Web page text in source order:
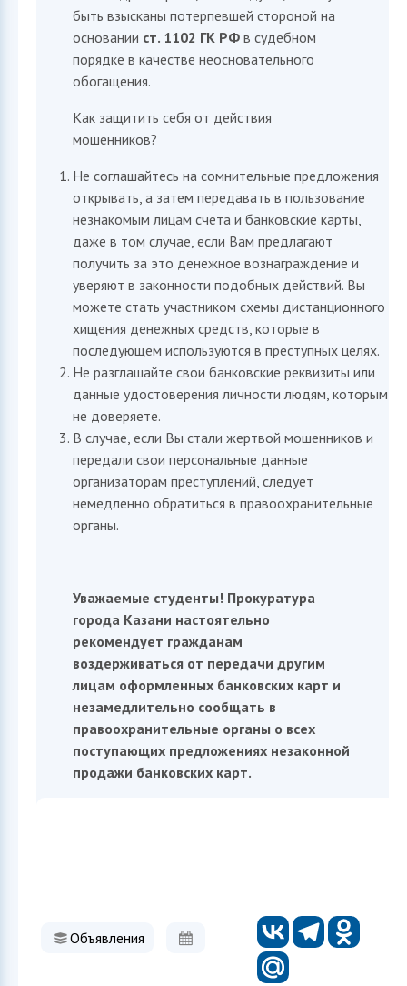
быть взысканы потерпевшей стороной на
основании ст. 1102 ГК РФ в судебном
порядке в качестве неосновательного
обогащения.
Как защитить себя от действия
мошенников?
Не соглашайтесь на сомнительные предложения
открывать, а затем передавать в пользование
незнакомым лицам счета и банковские карты,
даже в том случае, если Вам предлагают
получить за это денежное вознаграждение и
уверяют в законности подобных действий. Вы
можете стать участником схемы дистанционного
хищения денежных средств, которые в
последующем используются в преступных целях.
Не разглашайте свои банковские реквизиты или
данные удостоверения личности людям, которым
не доверяете.
В случае, если Вы стали жертвой мошенников и
передали свои персональные данные
организаторам преступлений, следует
немедленно обратиться в правоохранительные
органы.
Уважаемые студенты! Прокуратура
города Казани настоятельно
рекомендует гражданам
воздерживаться от передачи другим
лицам оформленных банковских карт и
незамедлительно сообщать в
правоохранительные органы о всех
поступающих предложениях незаконной
продажи банковских карт.
Объявления